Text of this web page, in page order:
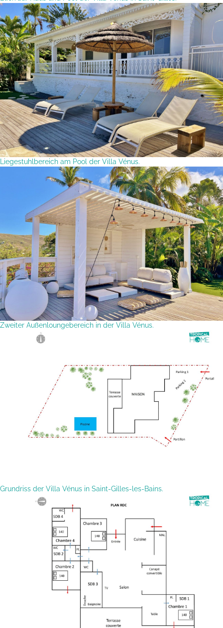
Liegestuhlbereich am Pool der Villa Vénus.
Zweiter Außenloungebereich in der Villa Vénus.
Grundriss der Villa Vénus in Saint-Gilles-les-Bains.